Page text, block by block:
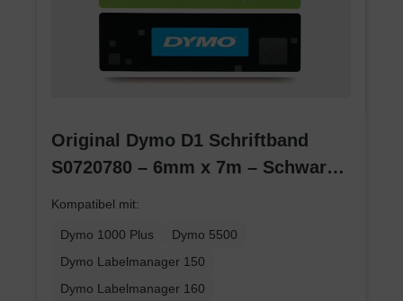
Original Dymo D1 Schriftband
S0720780 – 6mm x 7m – Schwarz
Kompatibel mit:
Dymo 1000 Plus
Dymo 5500
Dymo Labelmanager 150
Dymo Labelmanager 160